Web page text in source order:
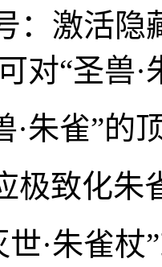
：激活隐
对“圣兽
·朱雀”的
极致化朱
·朱雀杖